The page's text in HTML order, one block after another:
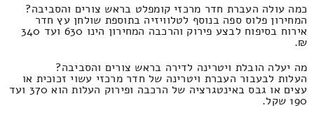
כמה עולה העברת חדר מרכזי קומפלט בראש צורים והסביבה?
המחירון פלוס ספה בנוסף לטלוויזיה בתוספת שולחן עץ חדר
אירוח בסיפוח לבצע פירוק והרכבה המחירון הינו 630 ועד 340
₪.
מה יעלה הובלת ויטרינה לדירה בראש צורים והסביבה?
העלות לבעבור העברת ויטרינה של חדר מרכזי עשוי זכוכית או
עצים או גבס באינטגרציה של הרכבה ופירוק העלות הוא 370 ועד
190 שקל.